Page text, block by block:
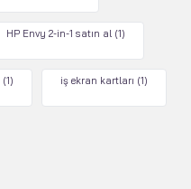
HP Envy 2-in-1 satın al (1)
(1) iş ekran kartları (1)